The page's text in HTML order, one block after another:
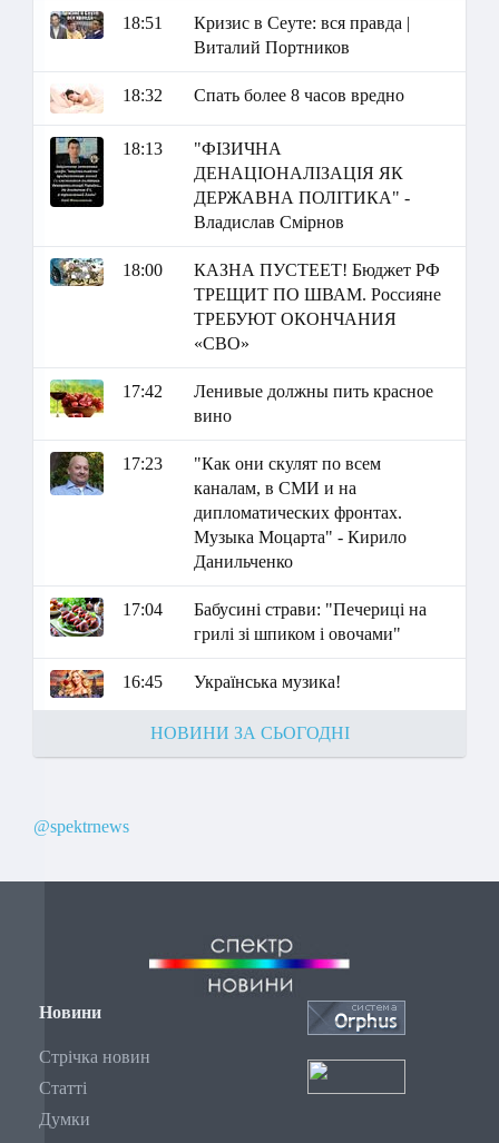
18:51
Кризис в Сеуте: вся правда |
Виталий Портников
18:32 Спать более 8 часов вредно
18:13
"ФІЗИЧНА
ДЕНАЦІОНАЛІЗАЦІЯ ЯК
ДЕРЖАВНА ПОЛІТИКА" -
Владислав Смірнов
18:00
КАЗНА ПУСТЕЕТ! Бюджет РФ
ТРЕЩИТ ПО ШВАМ. Россияне
ТРЕБУЮТ ОКОНЧАНИЯ
«СВО»
17:42
Ленивые должны пить красное
вино
17:23
"Как они скулят по всем
каналам, в СМИ и на
дипломатических фронтах.
Музыка Моцарта" - Кирило
Данильченко
17:04
Бабусині страви: "Печериці на
грилі зі шпиком і овочами"
16:45 Українська музика!
НОВИНИ ЗА СЬОГОДНІ
@spektrnews
Новини
Стрічка новин
Статті
Думки